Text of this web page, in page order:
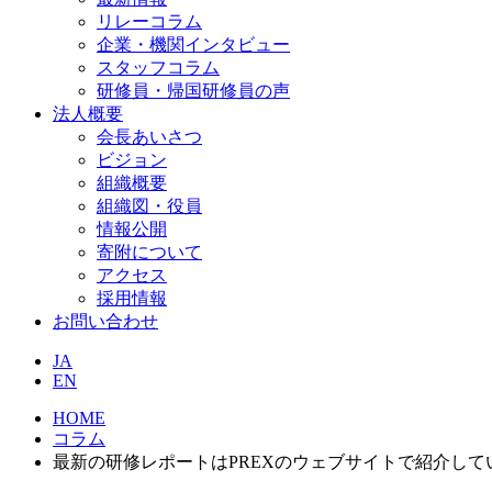
リレーコラム
企業・機関インタビュー
スタッフコラム
研修員・帰国研修員の声
法人概要
会長あいさつ
ビジョン
組織概要
組織図・役員
情報公開
寄附について
アクセス
採用情報
お問い合わせ
JA
EN
HOME
コラム
最新の研修レポートはPREXのウェブサイトで紹介して